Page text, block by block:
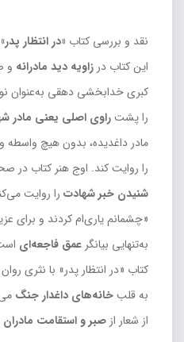
نقد و بررسی کتاب «در انتظار پدر»
این کتاب در زاویه دید مادرانه و
کبری خدابخشی دهقی به‌عنوان
را پشتراوی اصلی یعنی مادر
مادر داغدیده، بدون هیچ
را روایت کند. اوج هنر کتاب در
شنیدن خبر شهادت را روایت
«چشمانم یاری‌ام کردند و برای
به‌تنهایی بیانگر عمق فاجعه‌ای
کتاب «در انتظار پدر» با نثری
به قلبخانه‌های داغدار جنگ
از شعار از صبر و استقامت